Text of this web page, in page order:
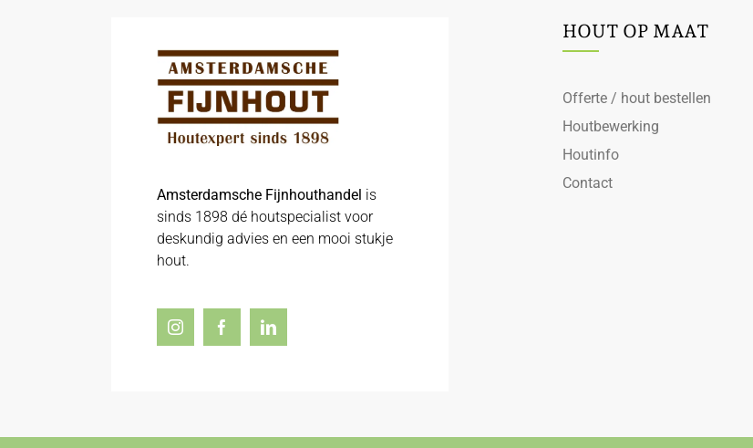
Amsterdamsche Fijnhouthandel is
sinds 1898 dé houtspecialist voor
deskundig advies en een mooi stukje
hout.
HOUT OP MAAT
Offerte / hout bestellen
Houtbewerking
Houtinfo
Contact